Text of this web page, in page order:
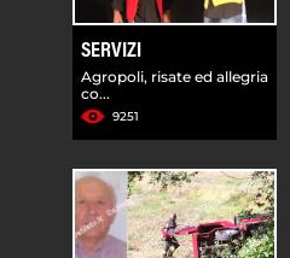
SERVIZI
Agropoli, risate ed allegria
co...
9251